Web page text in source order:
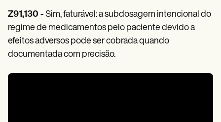
Z91,130 - Sim, faturável: a subdosagem intencional do
regime de medicamentos pelo paciente devido a
efeitos adversos pode ser cobrada quando
documentada com precisão.